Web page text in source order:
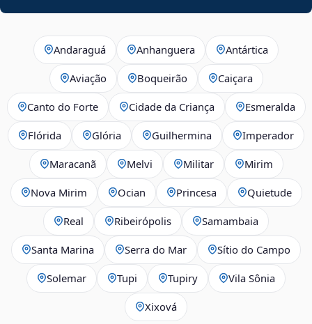
Andaraguá Anhanguera Antártica
Aviação Boqueirão Caiçara
Canto do Forte Cidade da Criança Esmeralda
Flórida Glória Guilhermina Imperador
Maracanã Melvi Militar Mirim
Nova Mirim Ocian Princesa Quietude
Real Ribeirópolis Samambaia
Santa Marina Serra do Mar Sítio do Campo
Solemar Tupi Tupiry Vila Sônia
Xixová